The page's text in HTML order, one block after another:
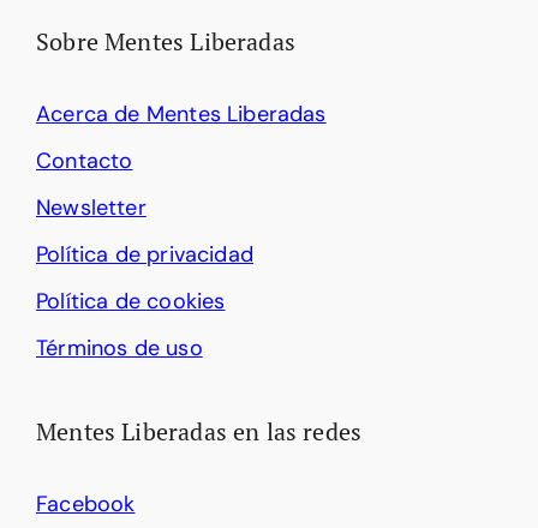
Sobre Mentes Liberadas
Acerca de Mentes Liberadas
Contacto
Newsletter
Política de privacidad
Política de cookies
Términos de uso
Mentes Liberadas en las redes
Facebook